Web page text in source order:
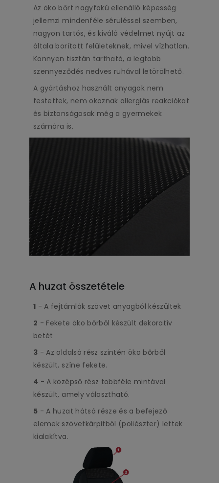
Az öko bőrt nagyfokú ellenálló képesség
jellemzi mindenféle sérüléssel szemben,
nagyon tartós, és kiváló védelmet nyújt az
általa borított felületeknek, mivel vízhatlan.
Könnyen tisztán tartható, a legtöbb
szennyeződés nedves ruhával letörölhető.
A gyártáshoz használt anyagok nem
festettek, nem okoznak allergiás reakciókat
és biztonságosak még a gyermekek
számára is.
A huzat összetétele
1 - A fejtámlák szövet anyagból készültek
2 - Fekete öko bőrből készült dekoratív
betét
3 - Az oldalsó rész szintén öko bőrből
készült, színe fekete.
4 - A középső rész többféle mintával
készült, amely választható.
5 - A huzat hátsó része és a befejező
elemek szövetkárpitból (poliészter) lettek
kialakítva.